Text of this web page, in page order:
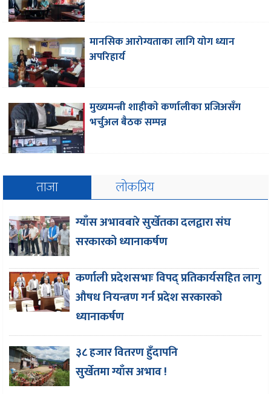
मानसिक आरोग्यताका लागि योग ध्यान
अपरिहार्य
मुख्यमन्त्री शाहीकाे कर्णालीका प्रजिअसँग
भर्चुअल बैठक सम्पन्न
ताजा लोकप्रिय
ग्याँस अभावबारे सुर्खेतका दलद्वारा संघ
सरकारको ध्यानाकर्षण
कर्णाली प्रदेशसभाः विपद् प्रतिकार्यसहित लागु
औषध नियन्त्रण गर्न प्रदेश सरकारको
ध्यानाकर्षण
३८ हजार वितरण हुँदापनि
सुर्खेतमा ग्याँस अभाव !